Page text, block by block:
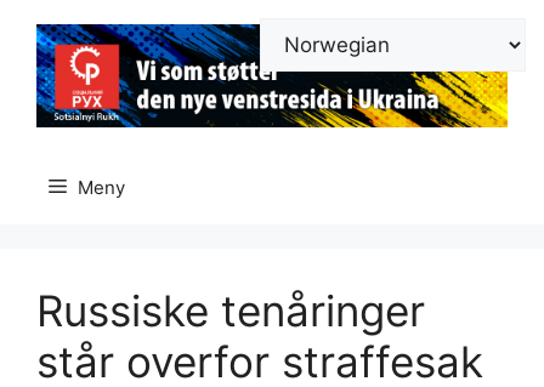
innhold
Meny
Russiske tenåringer
står overfor straffesak